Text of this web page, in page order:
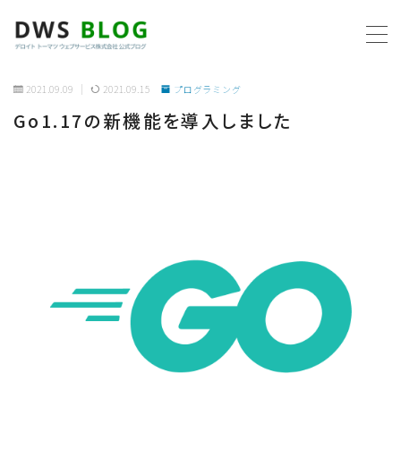
ホーム
リモートワーク
2021.09.09 2021.09.15 プログラミング
Go1.17の新機能を導入しました